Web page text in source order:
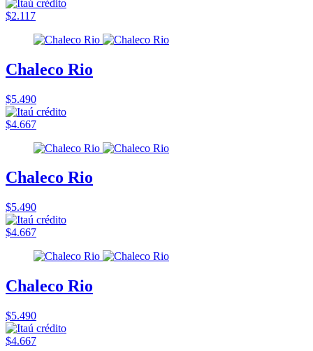
$2.117
Chaleco Rio
$5.490
$4.667
Chaleco Rio
$5.490
$4.667
Chaleco Rio
$5.490
$4.667